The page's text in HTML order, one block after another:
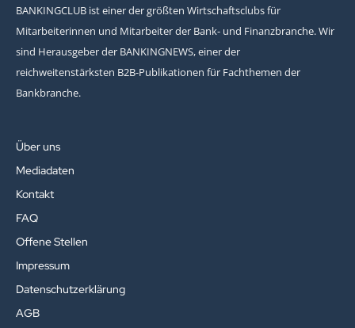
BANKINGCLUB ist einer der größten Wirtschaftsclubs für
Mitarbeiterinnen und Mitarbeiter der Bank- und Finanzbranche. Wir
sind Herausgeber der BANKINGNEWS, einer der
reichweitenstärksten B2B-Publikationen für Fachthemen der
Bankbranche.
Über uns
Mediadaten
Kontakt
FAQ
Offene Stellen
Impressum
Datenschutzerklärung
AGB